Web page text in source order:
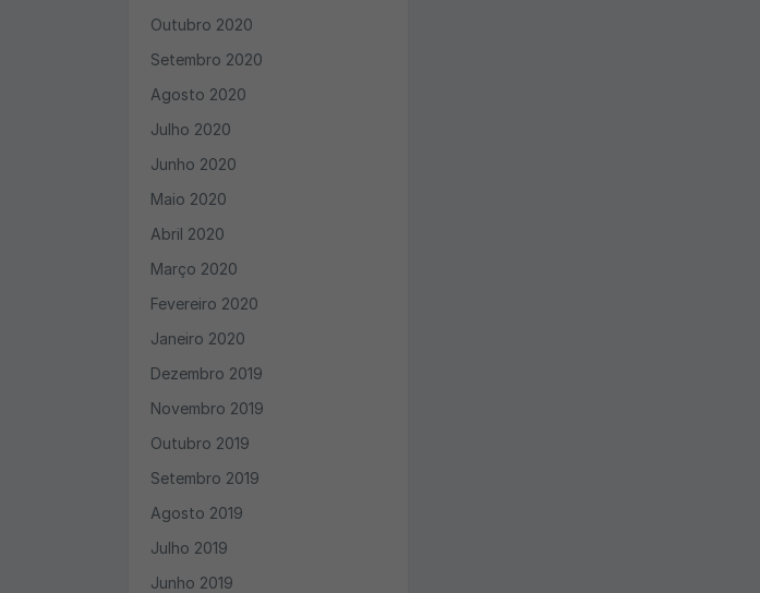
Outubro 2020
Setembro 2020
Agosto 2020
Julho 2020
Junho 2020
Maio 2020
Abril 2020
Março 2020
Fevereiro 2020
Janeiro 2020
Dezembro 2019
Novembro 2019
Outubro 2019
Setembro 2019
Agosto 2019
Julho 2019
Junho 2019